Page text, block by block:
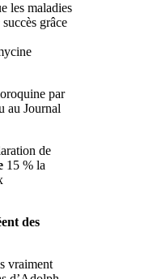
les maladies
grâce
par
au Journal
de
15 % la
des
vraiment